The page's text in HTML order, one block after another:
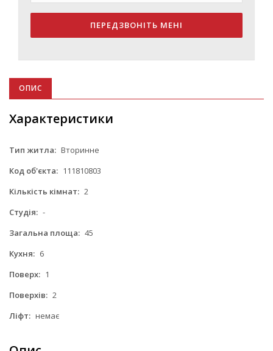
ПЕРЕДЗВОНІТЬ МЕНІ
ОПИС
Характеристики
Тип житла: Вторинне
Код об'єкта: 111810803
Кількість кімнат: 2
Студія: -
Загальна площа: 45
Кухня: 6
Поверх: 1
Поверхів: 2
Ліфт: немає